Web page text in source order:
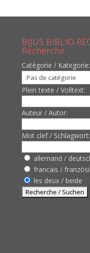
BIJUS BIBLIO
Recherche
Catègorie / Kategorie:
Plein texte / Volltext:
Auteur / Autor:
Mot clef / Schlagwort:
allemand /
francais /
les deux / beide